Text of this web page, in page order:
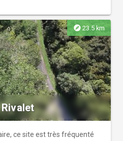
explore 23.5 km
ce site est très fréquenté